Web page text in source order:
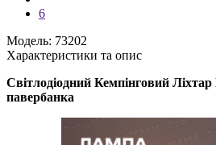
6
Модель: 73202
Характеристики та опис
Світлодіодний Кемпінговий
павербанка